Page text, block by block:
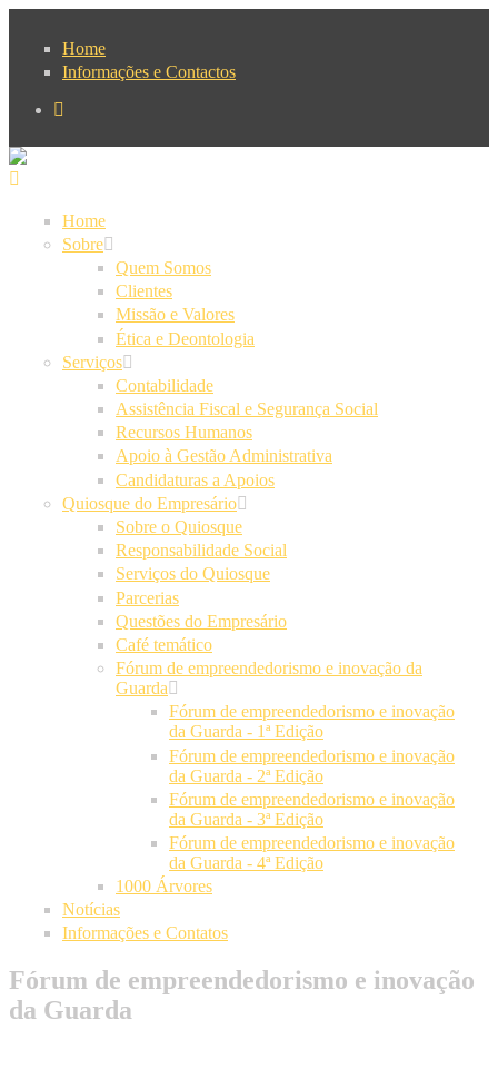
Home
Informações e Contactos
Home
Sobre
Quem Somos
Clientes
Missão e Valores
Ética e Deontologia
Serviços
Contabilidade
Assistência Fiscal e Segurança Social
Recursos Humanos
Apoio à Gestão Administrativa
Candidaturas a Apoios
Quiosque do Empresário
Sobre o Quiosque
Responsabilidade Social
Serviços do Quiosque
Parcerias
Questões do Empresário
Café temático
Fórum de empreendedorismo e inovação da
Guarda
Fórum de empreendedorismo e inovação
da Guarda - 1ª Edição
Fórum de empreendedorismo e inovação
da Guarda - 2ª Edição
Fórum de empreendedorismo e inovação
da Guarda - 3ª Edição
Fórum de empreendedorismo e inovação
da Guarda - 4ª Edição
1000 Árvores
Notícias
Informações e Contatos
Fórum de empreendedorismo e inovação
da Guarda